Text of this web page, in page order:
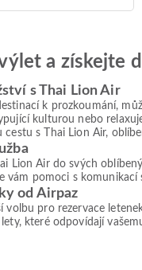
a získejte
s Thai Lion Air
k prozkoumání,
kulturou nebo
cestu s Thai Lion Air,
Lion Air do svých
vám pomoci s
od Airpaz
volbu pro rezervace
které odpovídají